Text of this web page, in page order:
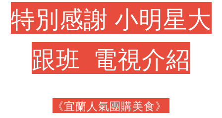
特別感謝 小明星大
跟班 電視介紹
《宜蘭人氣團購美食》